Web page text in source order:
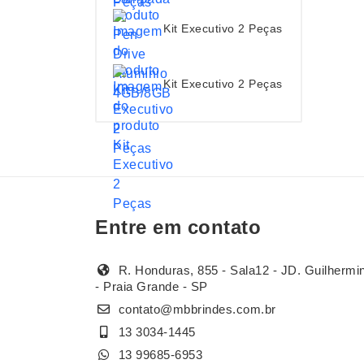
Kit Executivo 2 Peças
Kit Executivo 2 Peças
Entre em contato
R. Honduras, 855 - Sala12 - JD.
- Praia Grande - SP
contato@mbbrindes.com.br
13 3034-1445
13 99685-6953